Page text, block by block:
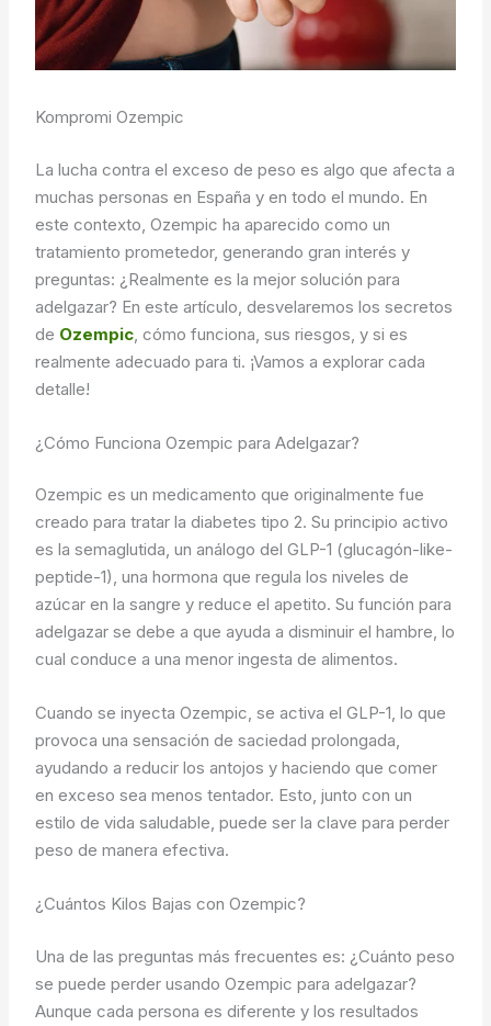
Kompromi Ozempic
La lucha contra el exceso de peso es algo que afecta a
muchas personas en España y en todo el mundo. En
este contexto, Ozempic ha aparecido como un
tratamiento prometedor, generando gran interés y
preguntas: ¿Realmente es la mejor solución para
adelgazar? En este artículo, desvelaremos los secretos
de Ozempic, cómo funciona, sus riesgos, y si es
realmente adecuado para ti. ¡Vamos a explorar cada
detalle!
¿Cómo Funciona Ozempic para Adelgazar?
Ozempic es un medicamento que originalmente fue
creado para tratar la diabetes tipo 2. Su principio activo
es la semaglutida, un análogo del GLP-1 (glucagón-like-
peptide-1), una hormona que regula los niveles de
azúcar en la sangre y reduce el apetito. Su función para
adelgazar se debe a que ayuda a disminuir el hambre, lo
cual conduce a una menor ingesta de alimentos.
Cuando se inyecta Ozempic, se activa el GLP-1, lo que
provoca una sensación de saciedad prolongada,
ayudando a reducir los antojos y haciendo que comer
en exceso sea menos tentador. Esto, junto con un
estilo de vida saludable, puede ser la clave para perder
peso de manera efectiva.
¿Cuántos Kilos Bajas con Ozempic?
Una de las preguntas más frecuentes es: ¿Cuánto peso
se puede perder usando Ozempic para adelgazar?
Aunque cada persona es diferente y los resultados